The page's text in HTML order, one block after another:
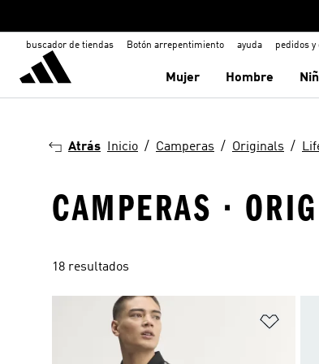
buscador de tiendas Botón arrepentimiento ayuda pedidos y
Mujer Hombre
Atrás Inicio Camperas Originals
CAMPERAS ·
18 resultados